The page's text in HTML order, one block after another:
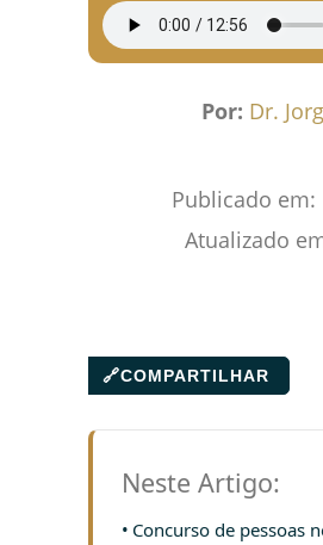
Por: Dr.
Publicado em:
Atualizado
🔗COMPARTILHAR
Neste Artigo:
Concurso de pessoas